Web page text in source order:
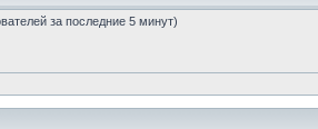
за последние 5 минут)